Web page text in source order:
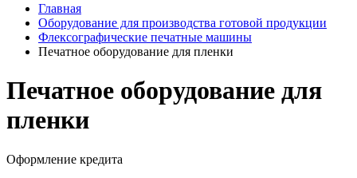
Главная
Оборудование для производства готовой продукции
Флексографические печатные машины
Печатное оборудование для пленки
Печатное оборудование для
пленки
Оформление кредита